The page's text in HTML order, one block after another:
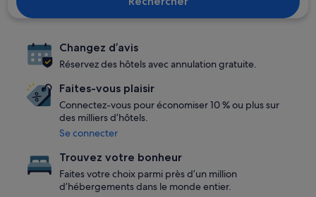
Changez d’avis
Réservez des hôtels avec annulation gratuite.
Faites-vous plaisir
Connectez-vous pour économiser 10 % ou plus sur
des milliers d’hôtels.
Se connecter
Trouvez votre bonheur
Faites votre choix parmi près d’un million
d’hébergements dans le monde entier.